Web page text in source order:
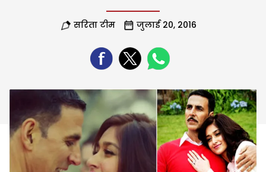
सरिता टीम जुलाई 20, 2016